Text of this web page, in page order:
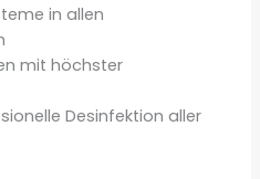
in allen
mit höchster
Desinfektion aller